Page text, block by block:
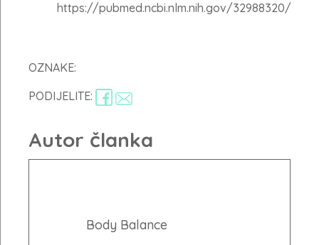
https://pubmed.ncbi.nlm.nih.gov/32988320/
OZNAKE:
PODIJELITE:
Autor članka
Body Balance